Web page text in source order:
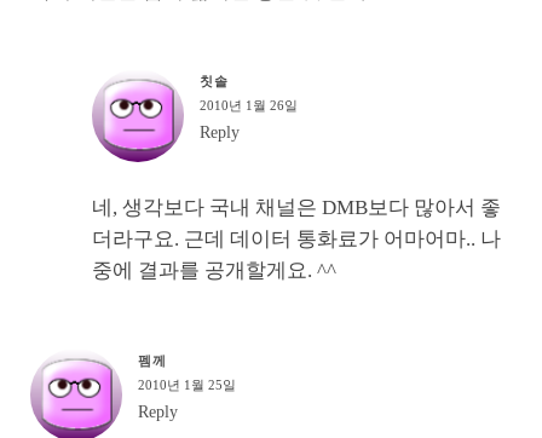
칫솔
2010년 1월 26일
Reply
네, 생각보다 국내 채널은 DMB보다 많아서 좋
더라구요. 근데 데이터 통화료가 어마어마.. 나
중에 결과를 공개할게요. ^^
펨께
2010년 1월 25일
Reply